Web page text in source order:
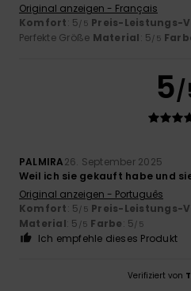
Original anzeigen - Français
Komfort: 5/5 Preis-Leistungs-
Perfekte Größe Material: 5/5
5/
PALMIRA26. September 2025
Weil ich sie gekauft habe und
Original anzeigen - Português
Komfort: 5/5 Preis-Leistungs-
Material: 5 /5 Farbe: 5/5
Ich empfehle dieses Produkt
Verifiziert von